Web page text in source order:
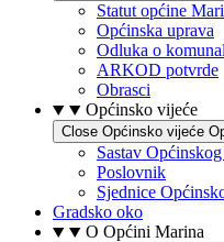
Statut općine
Općinska uprava
Odluka o
ARKOD potvrde
Obrasci
Općinsko vijeće
Close Općinsko vijeće
Sastav
Poslovnik
Sjednice
Gradsko oko
O Općini Marina